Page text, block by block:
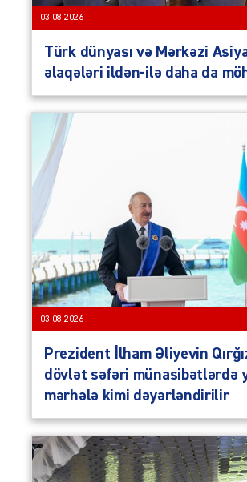
03.08.2026
Türk dünyası və Mərkəzi
əlaqələri ildən-ilə daha da
03.08.2026
Prezident İlham Əliyevin
dövlət səfəri münasibətlərdə
mərhələ kimi dəyərləndirilir